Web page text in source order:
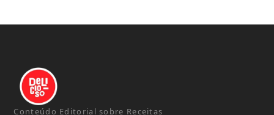
Conteúdo Editorial sobre Receitas